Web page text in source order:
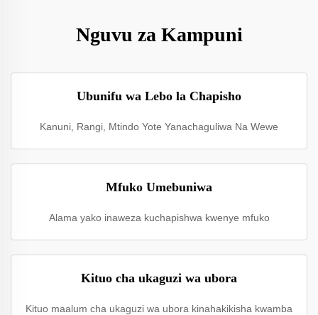
Nguvu za Kampuni
Ubunifu wa Lebo la Chapisho
Kanuni, Rangi, Mtindo Yote Yanachaguliwa Na Wewe
Mfuko Umebuniwa
Alama yako inaweza kuchapishwa kwenye mfuko
Kituo cha ukaguzi wa ubora
Kituo maalum cha ukaguzi wa ubora kinahakikisha kwamba